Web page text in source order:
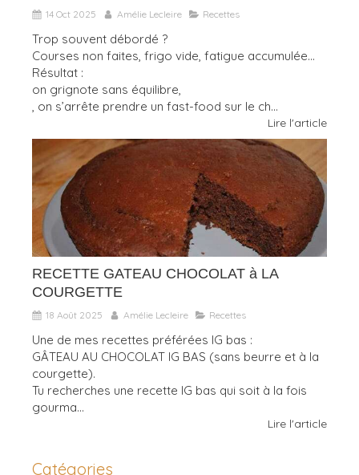
14 Oct 2025 Amélie Lecleire Recettes
Trop souvent débordé ?
Courses non faites, frigo vide, fatigue accumulée…
Résultat :
on grignote sans équilibre,
, on s’arrête prendre un fast-food sur le ch...
Lire l'article
RECETTE GATEAU CHOCOLAT à LA
COURGETTE
18 Août 2025 Amélie Lecleire Recettes
Une de mes recettes préférées IG bas :
GÂTEAU AU CHOCOLAT IG BAS (sans beurre et à la
courgette).
Tu recherches une recette IG bas qui soit à la fois
gourma...
Lire l'article
Catégories